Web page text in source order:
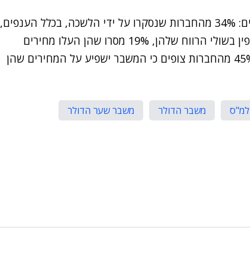
בנתוני הלמ"ס יש כמה ממצאים מעניינים נוספים: 34% מהחברות שנסקרו על ידי הלשכה, בכלל הענפים,
דיווחו כי הן ספגו את השינוי החד בשערי החליפין בשולי הרווח שלהן, 19% מסרו שהן העלו מחירים
ו-15% – שהקפיאו השקעות וגיוסי עובדים. ב-45% מהחברות צופים כי המשבר ישפיע על המחירים שהן
למ"ס משבר הדולר משבר שער הדולר